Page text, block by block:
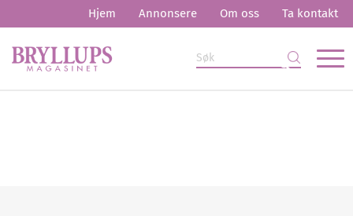
Hjem Annonsere Om oss Ta kontakt